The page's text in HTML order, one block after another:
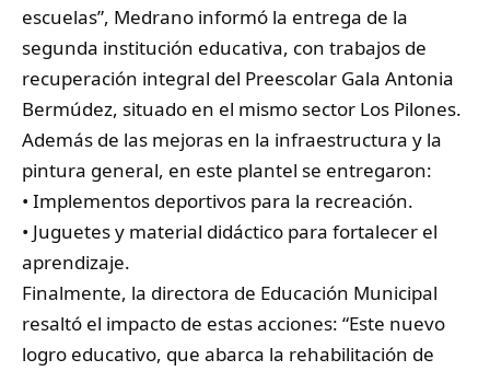
escuelas”, Medrano informó la entrega de la
segunda institución educativa, con trabajos de
recuperación integral del Preescolar Gala Antonia
Bermúdez, situado en el mismo sector Los Pilones.
Además de las mejoras en la infraestructura y la
pintura general, en este plantel se entregaron:
• Implementos deportivos para la recreación.
• Juguetes y material didáctico para fortalecer el
aprendizaje.
Finalmente, la directora de Educación Municipal
resaltó el impacto de estas acciones: “Este nuevo
logro educativo, que abarca la rehabilitación de